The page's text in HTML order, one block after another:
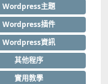
Wordpress主題
Wordpress插件
Wordpress資訊
其他程序
實用教學